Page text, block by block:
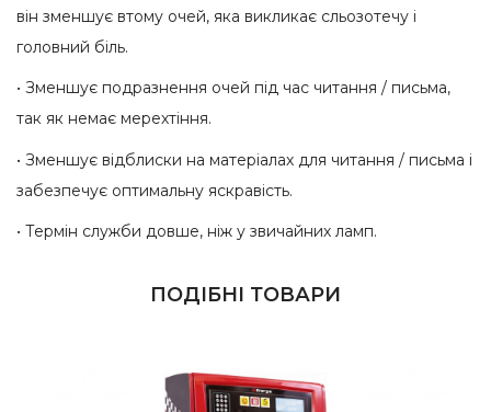
він зменшує втому очей, яка викликає сльозотечу і
головний біль.
• Зменшує подразнення очей під час читання / письма,
так як немає мерехтіння.
• Зменшує відблиски на матеріалах для читання / письма і
забезпечує оптимальну яскравість.
• Термін служби довше, ніж у звичайних ламп.
ПОДІБНІ ТОВАРИ